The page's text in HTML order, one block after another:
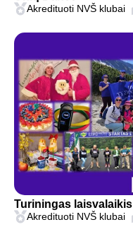
Akredituoti NVŠ klubai
Turiningas laisvalaikis
Akredituoti NVŠ klubai